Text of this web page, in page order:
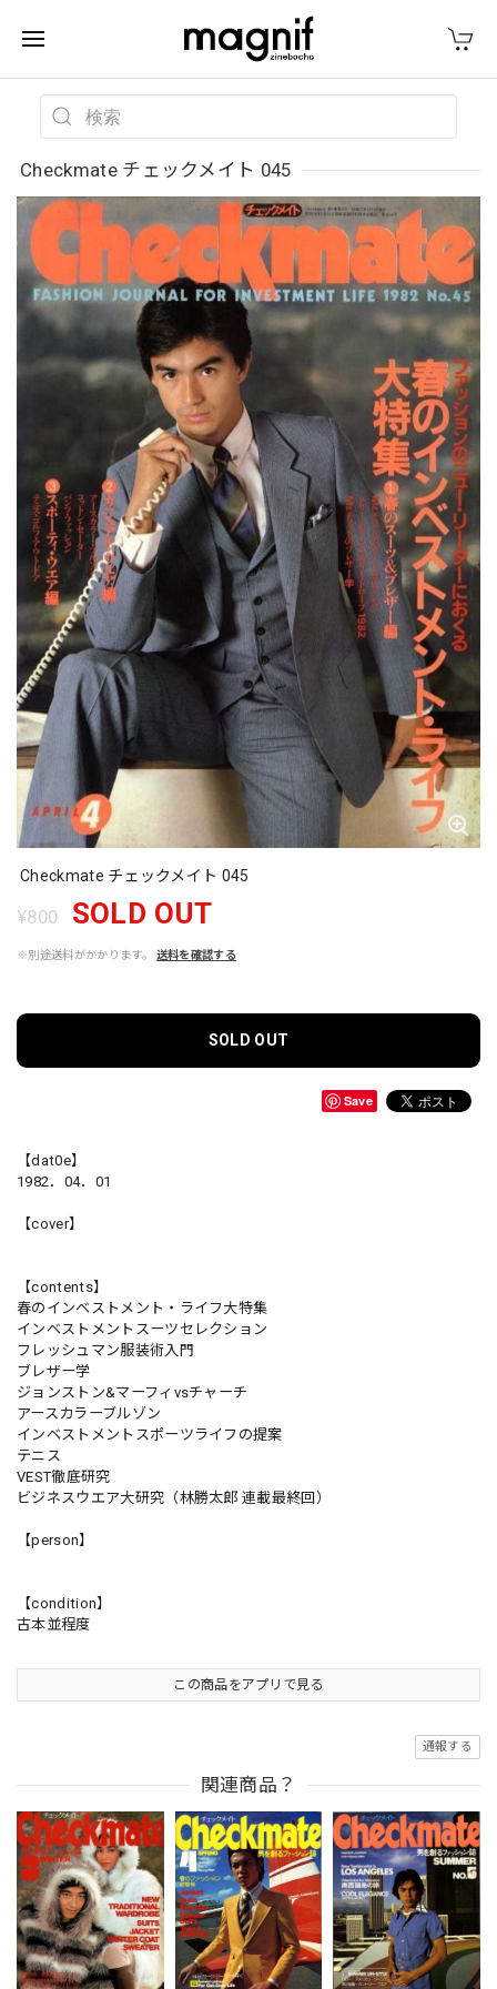
Checkmate チェックメイト 045
Checkmate チェックメイト 045
¥800 SOLD OUT
※別途送料がかかります。 送料を確認する
SOLD OUT
Save
【dat0e】
1982．04．01
【cover】
【contents】
春のインベストメント・ライフ大特集
インベストメントスーツセレクション
フレッシュマン服装術入門
ブレザー学
ジョンストン&マーフィvsチャーチ
アースカラーブルゾン
インベストメントスポーツライフの提案
テニス
VEST徹底研究
ビジネスウエア大研究（林勝太郎 連載最終回）
【person】
【condition】
古本並程度
この商品をアプリで見る
通報する
関連商品？